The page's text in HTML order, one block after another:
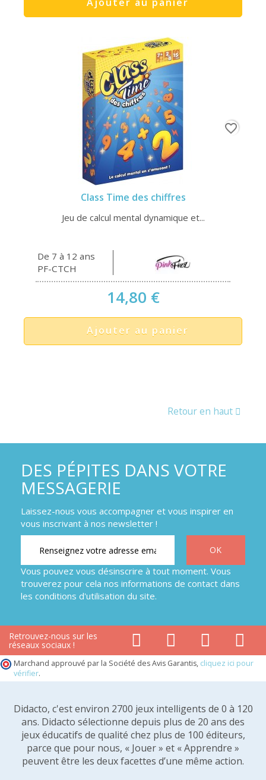
Class Time des chiffres
Jeu de calcul mental dynamique et...
De 7 à 12 ans
PF-CTCH
14,80 €
Ajouter au panier
favorite_border
Retour en haut
DES PÉPITES DANS VOTRE
MESSAGERIE
Laissez-nous vous accompagner et vous inspirer en
vous inscrivant à nos newsletter !
Vous pouvez vous désinscrire à tout moment. Vous
trouverez pour cela nos informations de contact dans
les conditions d'utilisation du site.
Retrouvez-nous sur les
réseaux sociaux !
Marchand approuvé par la Société des Avis Garantis, cliquez ici pour
vérifier.
Didacto, c'est environ 2700 jeux intelligents de 0 à 120
ans. Didacto sélectionne depuis plus de 20 ans des
jeux éducatifs de qualité chez plus de 100 éditeurs,
parce que pour nous, « Jouer » et « Apprendre »
peuvent être les deux facettes d’une même action.